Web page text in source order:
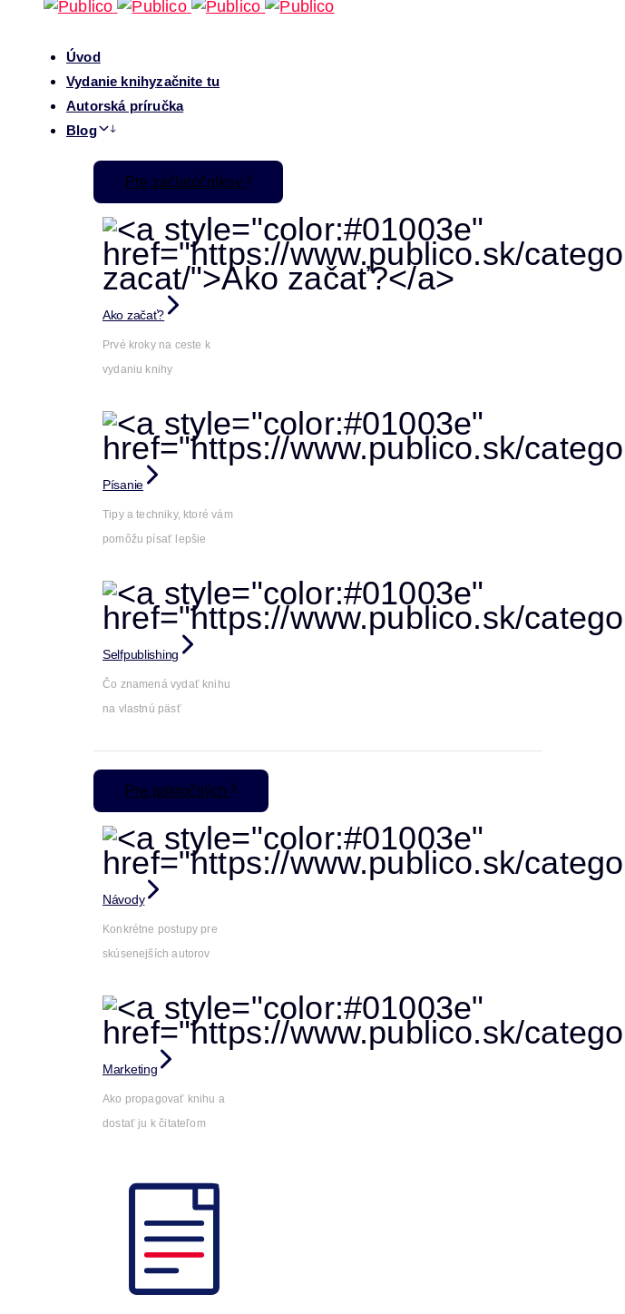
Úvod
Vydanie knihyzačnite tu
Autorská príručka
Blog
Pre začiatočníkov
Ako začať?
Prvé kroky na ceste k
vydaniu knihy
Písanie
Tipy a techniky, ktoré vám
pomôžu písať lepšie
Selfpublishing
Čo znamená vydať knihu
na vlastnú päsť
Pre pokročilých
Návody
Konkrétne postupy pre
skúsenejších autorov
Marketing
Ako propagovať knihu a
dostať ju k čitateľom